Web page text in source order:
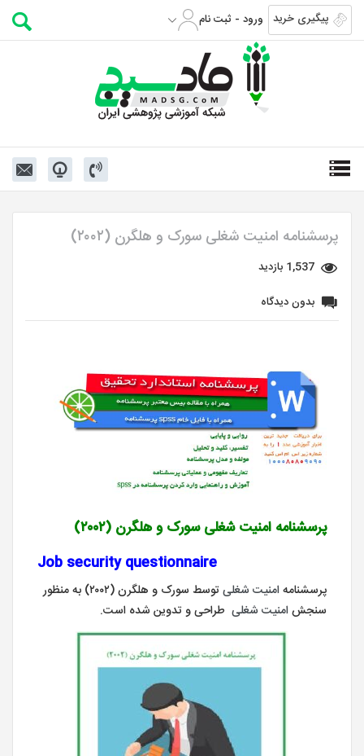
پیگیری خرید ورود - ثبت نام
پرسشنامه امنیت شغلی سورک و هلگرن (۲۰۰۲)
1,537 بازدید
بدون دیدگاه
پرسشنامه امنیت شغلی سورک و هلگرن (۲۰۰۲)
Job security questionnaire
پرسشنامهامنیت شغلی
توسط سورک و هلگرن (۲۰۰۲) به منظور
سنجشامنیت شغلی طراحی و تدوین شده است.